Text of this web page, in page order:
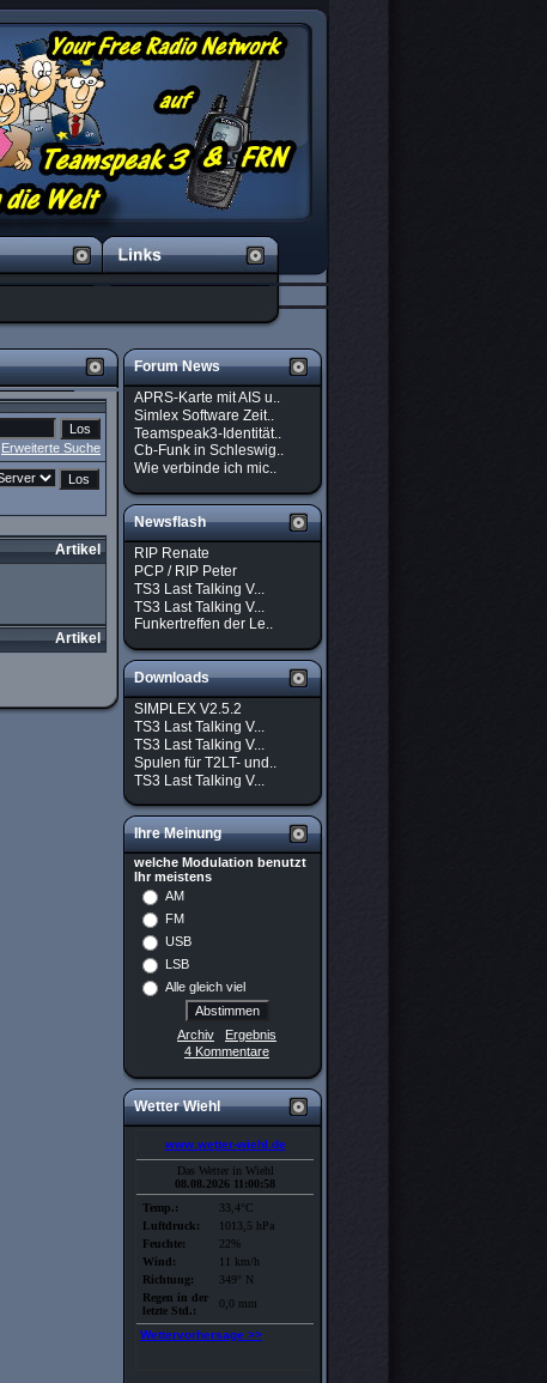
Erweiterte Suche
Artikel
Artikel
Forum News
APRS-Karte mit AIS u..
Simlex Software Zeit..
Teamspeak3-Identität..
Cb-Funk in Schleswig..
Wie verbinde ich mic..
Newsflash
RIP Renate
PCP / RIP Peter
TS3 Last Talking V...
TS3 Last Talking V...
Funkertreffen der Le..
Downloads
SIMPLEX V2.5.2
TS3 Last Talking V...
TS3 Last Talking V...
Spulen für T2LT- und..
TS3 Last Talking V...
Ihre Meinung
welche Modulation benutzt
Ihr meistens
AM
FM
USB
LSB
Alle gleich viel
Archiv
Ergebnis
4 Kommentare
Wetter Wiehl